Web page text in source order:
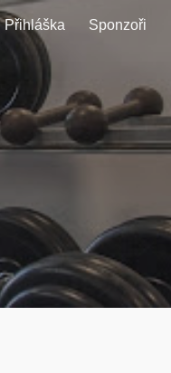
Přihláška Sponzoři